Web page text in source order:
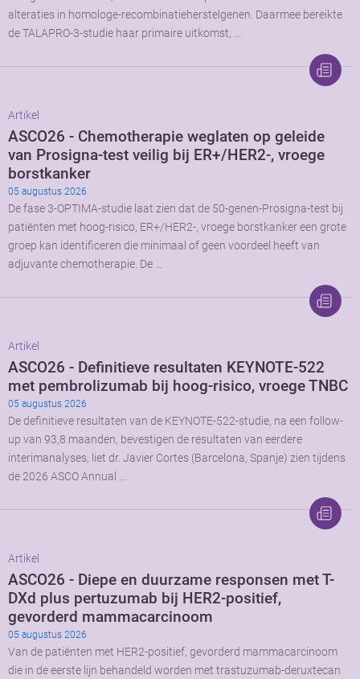
alteraties in homologe-recombinatieherstelgenen. Daarmee bereikte
de TALAPRO-3-studie haar primaire uitkomst, …
Artikel
ASCO26 - Chemotherapie weglaten op geleide
van Prosigna-test veilig bij ER+/HER2-, vroege
borstkanker
05 augustus 2026
De fase 3-OPTIMA-studie laat zien dat de 50-genen-Prosigna-test bij
patiënten met hoog-risico, ER+/HER2-, vroege borstkanker een grote
groep kan identificeren die minimaal of geen voordeel heeft van
adjuvante chemotherapie. De …
Artikel
ASCO26 - Definitieve resultaten KEYNOTE-522
met pembrolizumab bij hoog-risico, vroege TNBC
05 augustus 2026
De definitieve resultaten van de KEYNOTE-522-studie, na een follow-
up van 93,8 maanden, bevestigen de resultaten van eerdere
interimanalyses, liet dr. Javier Cortes (Barcelona, Spanje) zien tijdens
de 2026 ASCO Annual …
Artikel
ASCO26 - Diepe en duurzame responsen met T-
DXd plus pertuzumab bij HER2-positief,
gevorderd mammacarcinoom
05 augustus 2026
Van de patiënten met HER2-positief, gevorderd mammacarcinoom
die in de eerste lijn behandeld worden met trastuzumab-deruxtecan